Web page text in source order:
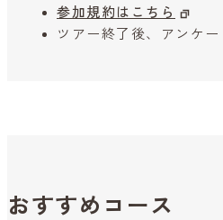
参加規約はこちら
ツアー終了後、アンケー
おすすめコース